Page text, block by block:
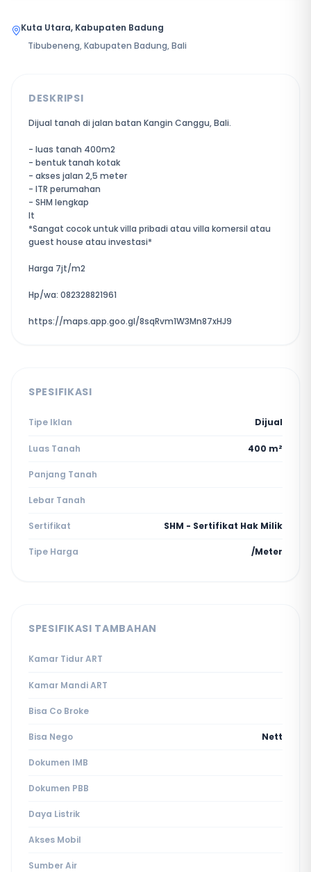
Kuta Utara, Kabupaten Badung
Tibubeneng, Kabupaten Badung, Bali
DESKRIPSI
Dijual tanah di jalan batan Kangin Canggu, Bali.
- luas tanah 400m2
- bentuk tanah kotak
- akses jalan 2,5 meter
- ITR perumahan
- SHM lengkap
lt
*Sangat cocok untuk villa pribadi atau villa komersil atau
guest house atau investasi*
Harga 7jt/m2
Hp/wa: 082328821961
https://maps.app.goo.gl/8sqRvm1W3Mn87xHJ9
SPESIFIKASI
Tipe Iklan Dijual
Luas Tanah 400 m²
Panjang Tanah
Lebar Tanah
Sertifikat SHM - Sertifikat Hak Milik
Tipe Harga /Meter
SPESIFIKASI TAMBAHAN
Kamar Tidur ART
Kamar Mandi ART
Bisa Co Broke
Bisa Nego Nett
Dokumen IMB
Dokumen PBB
Daya Listrik
Akses Mobil
Sumber Air